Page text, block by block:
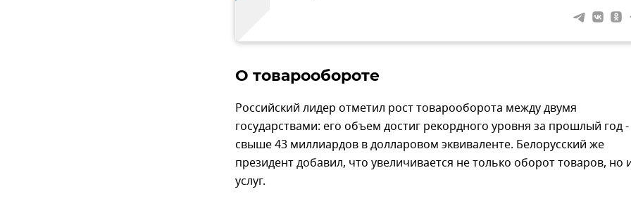
О товарообороте
Российский лидер отметил рост товарооборота между двумя
государствами: его объем достиг рекордного уровня за прошлый год -
свыше 43 миллиардов в долларовом эквиваленте. Белорусский же
президент добавил, что увеличивается не только оборот товаров, но
услуг.